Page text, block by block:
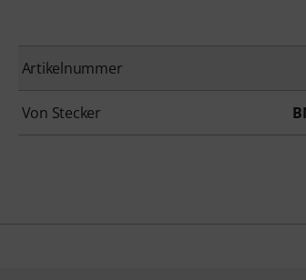
Artikelnummer
Von Stecker